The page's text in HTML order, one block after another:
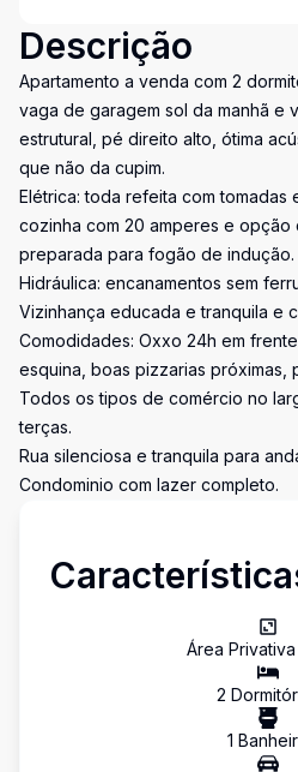
Descrição
Apartamento a venda com 2
vaga de garagem sol da manhã e
estrutural, pé direito alto, ótima
que não da cupim.
Elétrica: toda refeita com tomadas
cozinha com 20 amperes e
preparada para fogão de indução.
Hidráulica: encanamentos sem
Vizinhança educada e tranquila e
Comodidades: Oxxo 24h em
esquina, boas pizzarias próximas,
Todos os tipos de comércio no
terças.
Rua silenciosa e tranquila para
Condominio com lazer completo.
Área Privativa
2
1